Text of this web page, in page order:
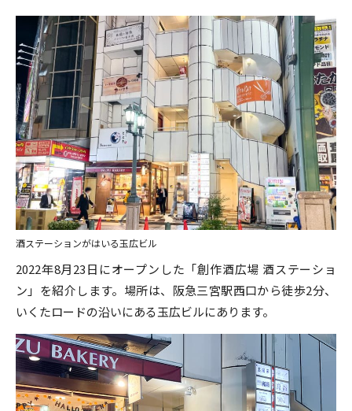
酒ステーションがはいる玉広ビル
2022年8月23日にオープンした「創作酒広場 酒ステーショ
ン」を紹介します。場所は、阪急三宮駅西口から徒歩2分、
いくたロードの沿いにある玉広ビルにあります。